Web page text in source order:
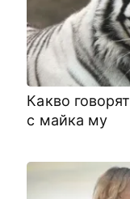
Какво
с майка му